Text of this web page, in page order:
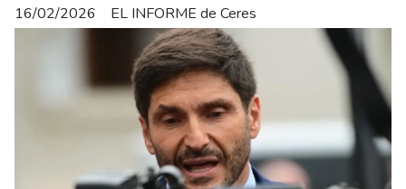
EL INFORME de Ceres
16/02/2026